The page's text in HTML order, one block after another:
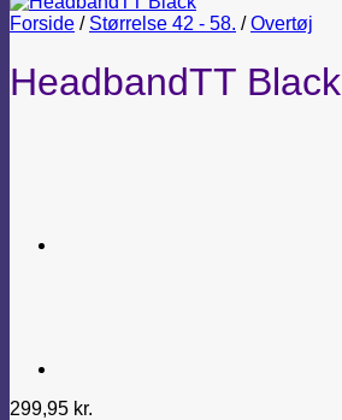
Forside / Størrelse 42 - 58. / Overtøj
HeadbandTT Black
299,95 kr.